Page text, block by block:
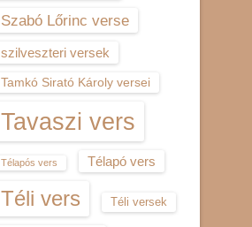
Szabó Lőrinc verse
szilveszteri versek
Tamkó Sirató Károly versei
Tavaszi vers
Télapós vers Télapó vers
Téli vers Téli versek